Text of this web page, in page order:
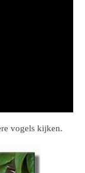
vogels kijken.